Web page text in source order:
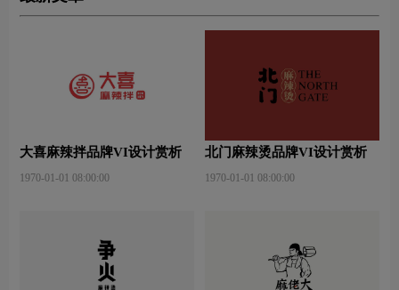
大喜麻辣拌品牌VI设计赏析
1970-01-01 08:00:00
北门麻辣烫品牌VI设计赏析
1970-01-01 08:00:00